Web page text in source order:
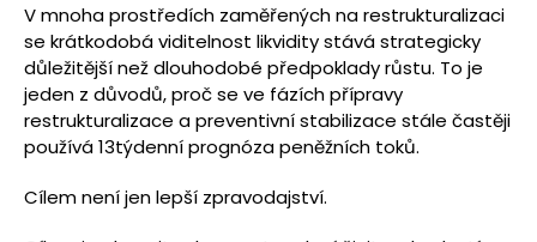
V mnoha prostředích zaměřených na restrukturalizaci
se krátkodobá viditelnost likvidity stává strategicky
důležitější než dlouhodobé předpoklady růstu. To je
jeden z důvodů, proč se ve fázích přípravy
restrukturalizace a preventivní stabilizace stále častěji
používá 13týdenní prognóza peněžních toků.
Cílem není jen lepší zpravodajství.